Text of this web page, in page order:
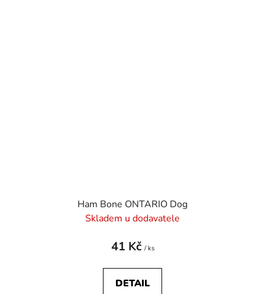
Ham Bone ONTARIO Dog
Skladem u dodavatele
41 Kč / ks
DETAIL